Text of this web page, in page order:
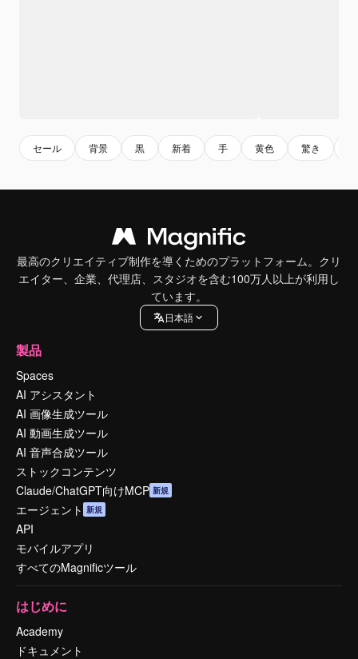
セール 背景 黒 新着 手 黄色 驚き
最高のクリエイティブ制作を導くためのプラットフォーム。クリ
エイター、企業、代理店、スタジオを含む100万人以上が利用し
ています。
日本語
製品
Spaces
AI アシスタント
AI 画像生成ツール
AI 動画生成ツール
AI 音声合成ツール
ストックコンテンツ
Claude/ChatGPT向けMCP 新規
エージェント 新規
API
モバイルアプリ
すべてのMagnificツール
はじめに
Academy
ドキュメント